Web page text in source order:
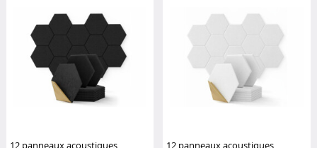
12 panneaux acoustiques
12 panneaux acoustiques